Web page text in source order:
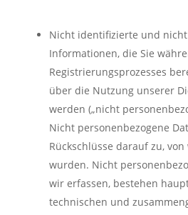
Nicht identifizierte und
Informationen, die Sie
Registrierungsprozesses
über die Nutzung unserer
werden („nicht
Nicht personenbezogene
Rückschlüsse darauf zu,
wurden. Nicht
wir erfassen, bestehen
technischen und